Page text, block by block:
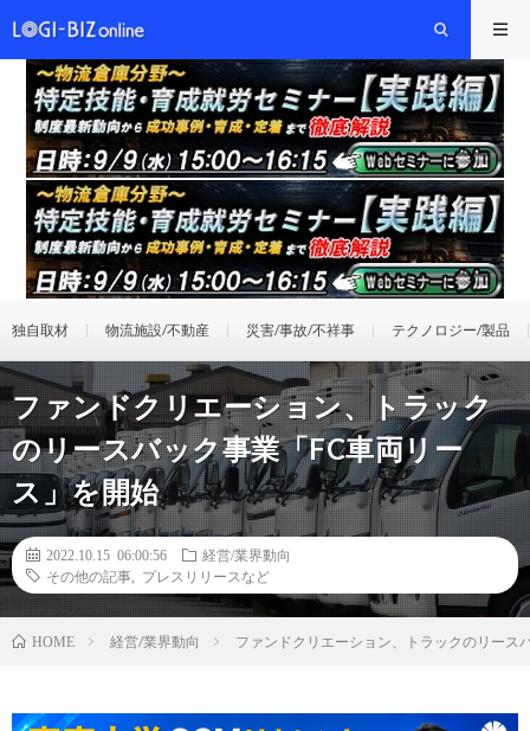
独自取材 物流施設/不動産 災害/事故/不祥事 テクノロジー/製品
ファンドクリエーション、トラック
のリースバック事業「FC車両リー
ス」を開始
2022.10.15 06:00:56
経営/業界動向
その他の記事
プレスリリースなど
HOME 経営/業界動向 ファンドクリエーション、トラックのリース